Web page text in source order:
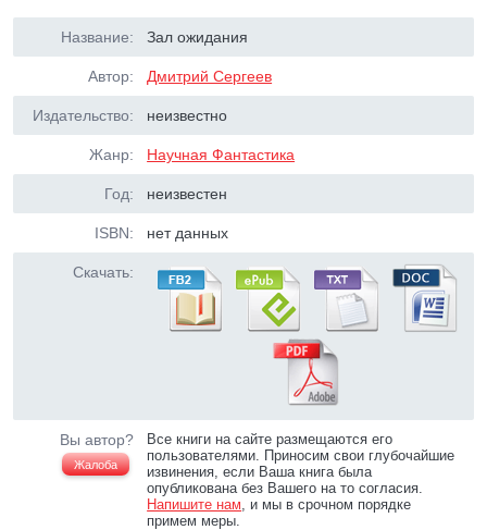
Название: Зал ожидания
Автор: Дмитрий Сергеев
Издательство: неизвестно
Жанр: Научная Фантастика
Год: неизвестен
ISBN: нет данных
Скачать:
Вы автор?
Жалоба
Все книги на сайте размещаются его
пользователями. Приносим свои глубочайшие
извинения, если Ваша книга была
опубликована без Вашего на то согласия.
Напишите нам, и мы в срочном порядке
примем меры.